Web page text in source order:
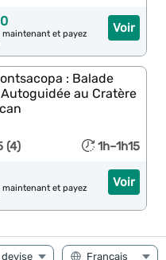
Voir
maintenant et payez
: Balade
au Cratère
(4) 1h–1h15
Voir
maintenant et payez